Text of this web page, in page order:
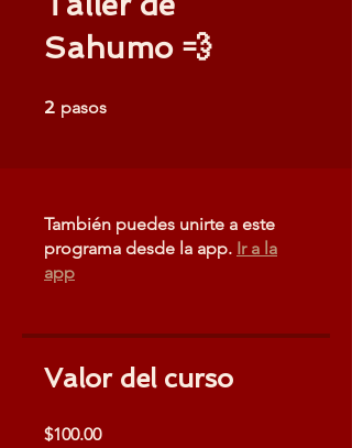
Sahumo 💨
2 pasos
También puedes unirte a este
programa desde la app. Ir a la
app
Valor del curso
$100.00